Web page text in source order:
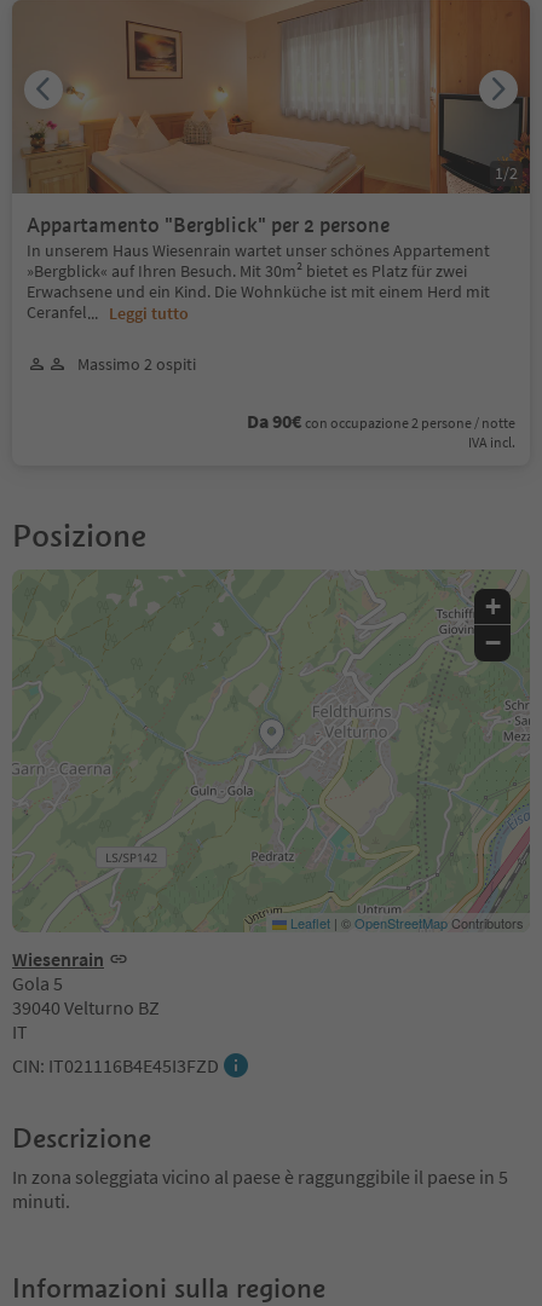
Appartamento "Bergblick" per 2 persone
In unserem Haus Wiesenrain wartet unser schönes Appartement
»Bergblick« auf Ihren Besuch. Mit 30m² bietet es Platz für zwei
Erwachsene und ein Kind. Die Wohnküche ist mit einem Herd mit
Ceranfel... Leggi tutto
Massimo 2 ospiti
Da 90€ con occupazione 2 persone / notte
IVA incl.
1 /2
Posizione
Wiesenrain
Gola 5
39040 Velturno BZ
IT
CIN: IT021116B4E45I3FZD
+
−
Leaflet | ©OpenStreetMapContributors
Descrizione
In zona soleggiata vicino al paese è raggunggibile il paese in 5
minuti.
Informazioni sulla regione